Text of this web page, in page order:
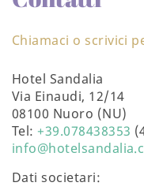
Chiamaci o scrivici
Hotel Sandalia
Via Einaudi, 12/14
08100 Nuoro (NU)
Tel:+39.078438353
Dati societari: